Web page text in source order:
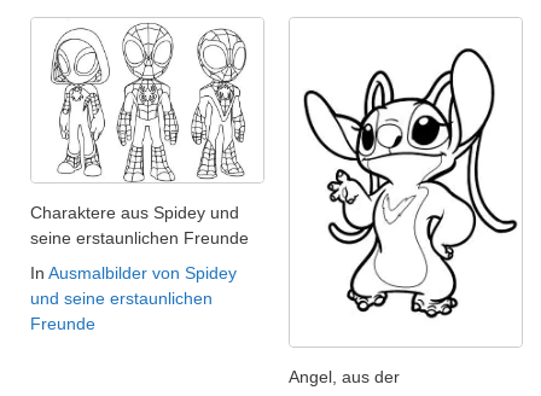
Charaktere aus Spidey und
seine erstaunlichen Freunde
In Ausmalbilder von Spidey
und seine erstaunlichen
Freunde
Angel, aus der